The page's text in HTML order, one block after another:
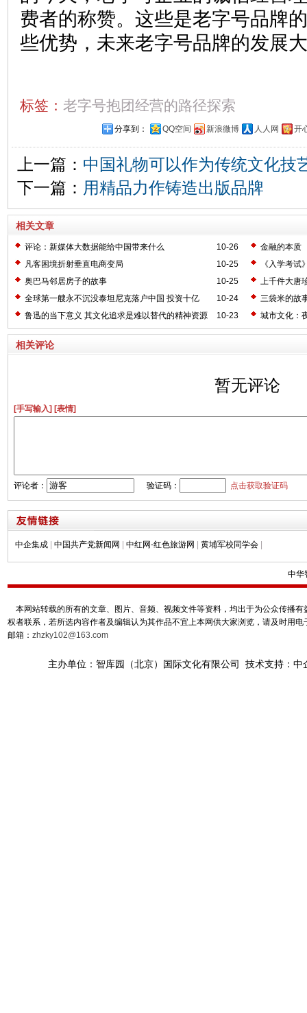
费者的称赞。这些是老字号品牌
些优势，未来老字号品牌的发展
标签： 老字号抱团经营的路径探索
分享到： QQ空间 新浪微博 人人网 开
上一篇： 中国礼物可以作为传统文化技
下一篇： 用精品力作铸造出版品牌
相关文章
10-26
评论：新媒体大数据能给中国带来什么
金融的本质
10-25
凡客困境折射垂直电商变局
《入学考试
10-25
奥巴马邻居房子的故事
上千件大唐
10-24
全球第一艘永不沉没泰坦尼克落户中国 投资十亿
三袋米的故
10-23
鲁迅的当下意义 其文化追求是难以替代的精神资源 城市文化：
相关评论
暂无评论
[手写输入] [表情]
评论者： 验证码： 点击获取验证码
中企集成 中国共产党新闻网 中红网-红色旅游网 黄埔军校同学会
中华
本网站转载的所有的文章、图片、音频、视频文件等资料，均出于为公众传播
权者联系，若所选内容作者及编辑认为其作品不宜上本网供大家浏览，请及时用
邮箱： zhzky102@163.com
主办单位：智库园（北京）国际文化有限公司 技术支持：